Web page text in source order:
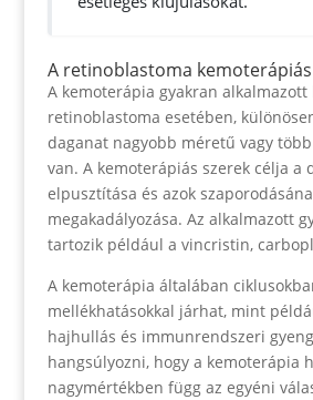
A retinoblastoma kemoterápiás
A kemoterápia gyakran alkalmazott
retinoblastoma esetében,
daganat nagyobb méretű vagy
van. A kemoterápiás szerek célja a
elpusztítása és azok
megakadályozása. Az alkalmazott
tartozik például a vincristin,
A kemoterápia általában
mellékhatásokkal járhat, mint
hajhullás és immunrendszeri
hangsúlyozni, hogy a kemoterápia
nagymértékben függ az egyéni